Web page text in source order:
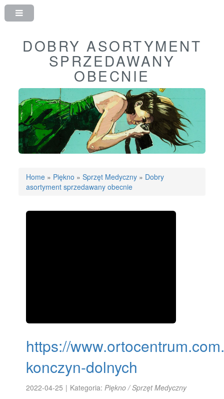
DOBRY ASORTYMENT
SPRZEDAWANY
OBECNIE
Home » Piękno »Sprzęt Medyczny » Dobry
asortyment sprzedawany obecnie
https://
konczyn-dolnych
2022-04-25 | Kategoria: Piękno / Sprzęt Medyczny